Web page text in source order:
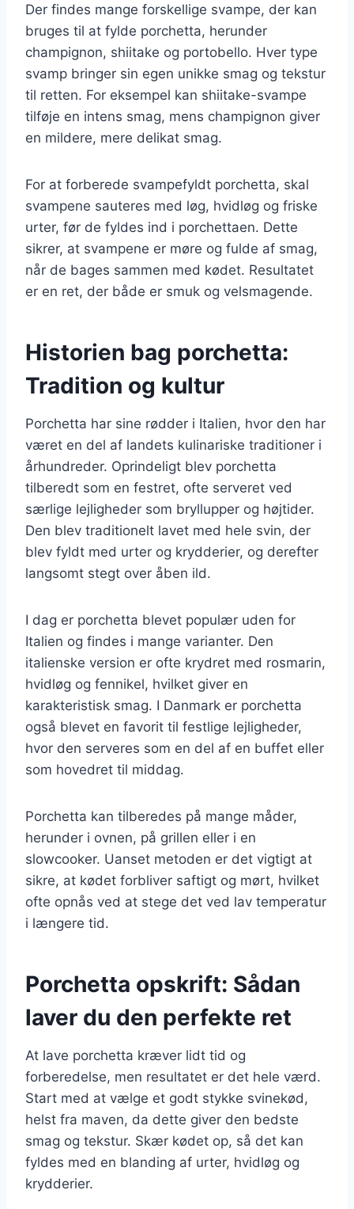
Der findes mange forskellige svampe, der kan
bruges til at fylde porchetta, herunder
champignon, shiitake og portobello. Hver type
svamp bringer sin egen unikke smag og tekstur
til retten. For eksempel kan shiitake-svampe
tilføje en intens smag, mens champignon giver
en mildere, mere delikat smag.
For at forberede svampefyldt porchetta, skal
svampene sauteres med løg, hvidløg og friske
urter, før de fyldes ind i porchettaen. Dette
sikrer, at svampene er møre og fulde af smag,
når de bages sammen med kødet. Resultatet
er en ret, der både er smuk og velsmagende.
Historien bag porchetta:
Tradition og kultur
Porchetta har sine rødder i Italien, hvor den har
været en del af landets kulinariske traditioner i
århundreder. Oprindeligt blev porchetta
tilberedt som en festret, ofte serveret ved
særlige lejligheder som bryllupper og højtider.
Den blev traditionelt lavet med hele svin, der
blev fyldt med urter og krydderier, og derefter
langsomt stegt over åben ild.
I dag er porchetta blevet populær uden for
Italien og findes i mange varianter. Den
italienske version er ofte krydret med rosmarin,
hvidløg og fennikel, hvilket giver en
karakteristisk smag. I Danmark er porchetta
også blevet en favorit til festlige lejligheder,
hvor den serveres som en del af en buffet eller
som hovedret til middag.
Porchetta kan tilberedes på mange måder,
herunder i ovnen, på grillen eller i en
slowcooker. Uanset metoden er det vigtigt at
sikre, at kødet forbliver saftigt og mørt, hvilket
ofte opnås ved at stege det ved lav temperatur
i længere tid.
Porchetta opskrift: Sådan
laver du den perfekte ret
At lave porchetta kræver lidt tid og
forberedelse, men resultatet er det hele værd.
Start med at vælge et godt stykke svinekød,
helst fra maven, da dette giver den bedste
smag og tekstur. Skær kødet op, så det kan
fyldes med en blanding af urter, hvidløg og
krydderier.